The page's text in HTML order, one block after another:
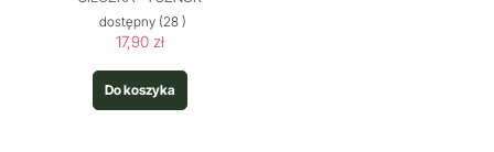
dostępny (28 )
17,90 zł
Do koszyka